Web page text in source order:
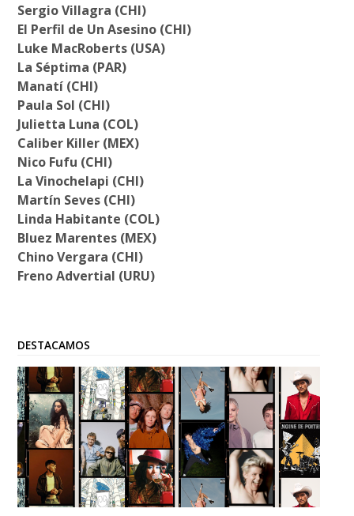
Sergio Villagra (CHI)
El Perfil de Un Asesino (CHI)
Luke MacRoberts (USA)
La Séptima (PAR)
Manatí (CHI)
Paula Sol (CHI)
Julietta Luna (COL)
Caliber Killer (MEX)
Nico Fufu (CHI)
La Vinochelapi (CHI)
Martín Seves (CHI)
Linda Habitante (COL)
Bluez Marentes (MEX)
Chino Vergara (CHI)
Freno Advertial (URU)
DESTACAMOS